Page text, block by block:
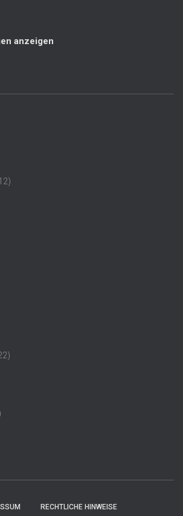
anzeigen
RECHTLICHE HINWEISE